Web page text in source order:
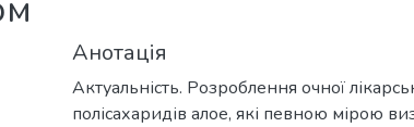
Анотація
Актуальність. Розроблення очної
полісахаридів алое, які певною мірою